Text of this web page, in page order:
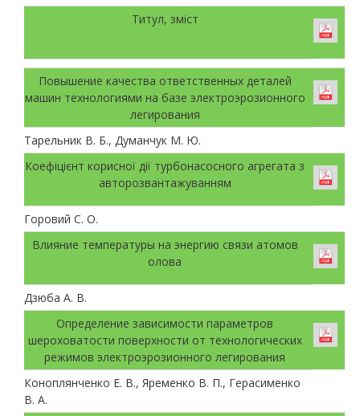
Титул, зміст
Повышение качества ответственных деталей
машин технологиями на базе электроэрозионного
легирования
Тарельник В. Б., Думанчук М. Ю.
Коефіцієнт корисної дії турбонасосного агрегата з
авторозвантажуванням
Горовий С. О.
Влияние температуры на энергию связи атомов
олова
Дзюба А. В.
Определение зависимости параметров
шероховатости поверхности от технологических
режимов электроэрозионного легирования
Коноплянченко Е. В., Яременко В. П., Герасименко
В. А.